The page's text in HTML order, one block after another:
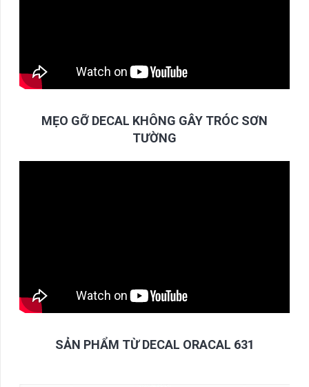
MẸO GỠ DECAL KHÔNG GÂY TRÓC SƠN
TƯỜNG
SẢN PHẨM TỪ DECAL ORACAL 631